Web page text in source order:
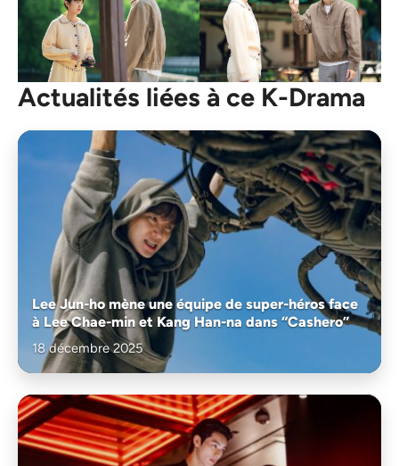
Actualités liées à ce K-Drama
Lee Jun-ho mène une équipe de super-héros face
à Lee Chae-min et Kang Han-na dans “Cashero”
18 décembre 2025